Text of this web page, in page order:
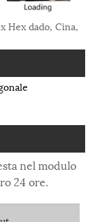
Hex dado, Cina,
nel modulo
24 ore.